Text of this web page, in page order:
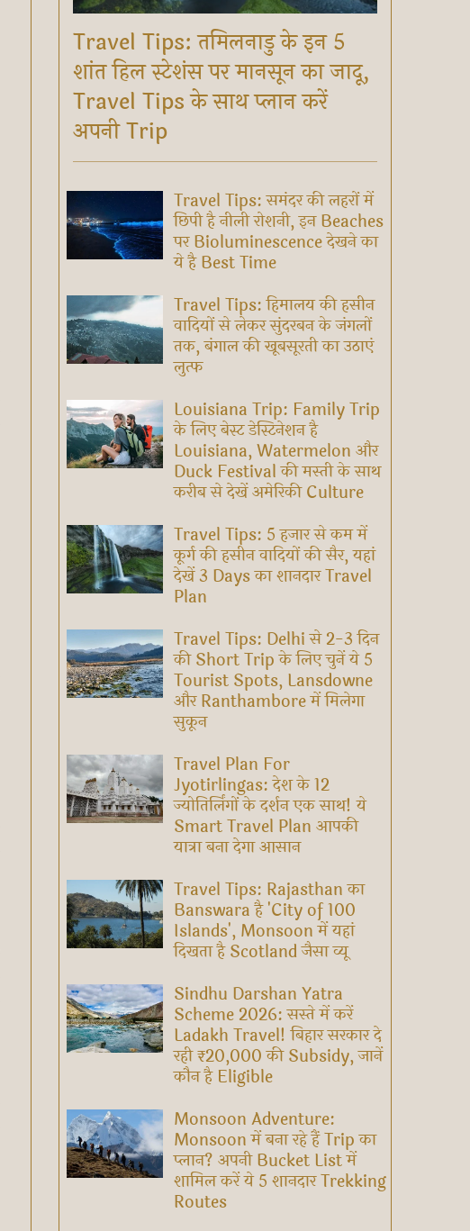
Travel Tips: तमिलनाडु के इन 5
शांत हिल स्टेशंस पर मानसून का जादू,
Travel Tips के साथ प्लान करें
अपनी Trip
Travel Tips: समंदर की लहरों में
छिपी है नीली रोशनी, इन Beaches
पर Bioluminescence देखने का
ये है Best Time
Travel Tips: हिमालय की हसीन
वादियों से लेकर सुंदरबन के जंगलों
तक, बंगाल की खूबसूरती का उठाएं
लुत्फ
Louisiana Trip: Family Trip
के लिए बेस्ट डेस्टिनेशन है
Louisiana, Watermelon और
Duck Festival की मस्ती के साथ
करीब से देखें अमेरिकी Culture
Travel Tips: 5 हजार से कम में
कूर्ग की हसीन वादियों की सैर, यहां
देखें 3 Days का शानदार Travel
Plan
Travel Tips: Delhi से 2-3 दिन
की Short Trip के लिए चुनें ये 5
Tourist Spots, Lansdowne
और Ranthambore में मिलेगा
सुकून
Travel Plan For
Jyotirlingas: देश के 12
ज्योतिर्लिंगों के दर्शन एक साथ! ये
Smart Travel Plan आपकी
यात्रा बना देगा आसान
Travel Tips: Rajasthan का
Banswara है 'City of 100
Islands', Monsoon में यहां
दिखता है Scotland जैसा व्यू
Sindhu Darshan Yatra
Scheme 2026: सस्ते में करें
Ladakh Travel! बिहार सरकार दे
रही ₹20,000 की Subsidy, जानें
कौन है Eligible
Monsoon Adventure:
Monsoon में बना रहे हैं Trip का
प्लान? अपनी Bucket List में
शामिल करें ये 5 शानदार Trekking
Routes